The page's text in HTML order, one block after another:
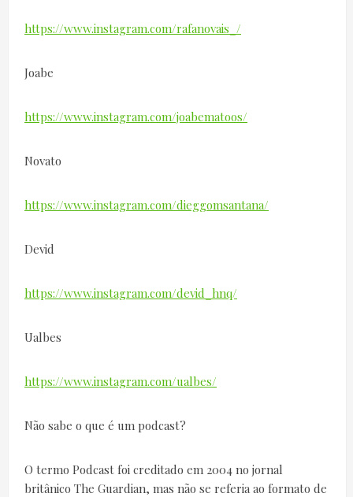
https://www.instagram.com/rafanovais_/
Joabe
https://www.instagram.com/joabematoos/
Novato
https://www.instagram.com/dieggomsantana/
Devid
https://www.instagram.com/devid_hnq/
Ualbes
https://www.instagram.com/ualbes/
Não sabe o que é um podcast?
O termo Podcast foi creditado em 2004 no jornal
britânico The Guardian, mas não se referia ao formato de